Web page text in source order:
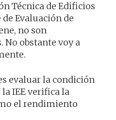
Técnica de Edificios
Evaluación de
no son
No obstante voy a
evaluar la condición
IEE verifica la
el rendimiento